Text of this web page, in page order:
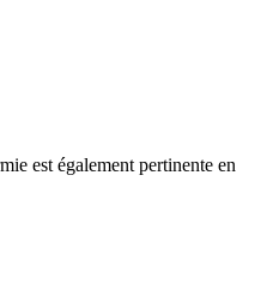
est également pertinente en